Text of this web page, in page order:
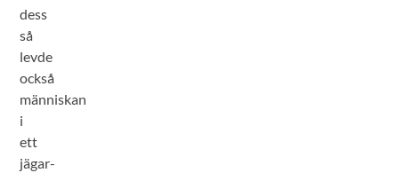
dess
så
levde
också
människan
i
ett
jägar-